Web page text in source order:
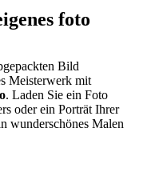
foto
Bild
Meisterwerk mit
. Laden Sie ein Foto
oder ein Porträt Ihrer
wunderschönes Malen